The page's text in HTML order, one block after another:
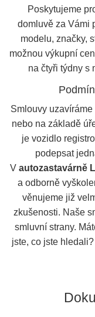
Poskytujeme
domluvě za Vámi
modelu, značky,
možnou výkupní
na čtyři týdny s
Smlouvy
nebo na základě
je vozidlo
podepsat
V autozastavárně
a odborně
věnujeme již
zkušenosti. Naše
smluvní strany.
jste, co jste